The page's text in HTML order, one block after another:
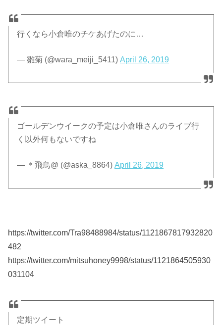
行くなら小倉唯のチケあげたのに…
— 雛菊 (@wara_meiji_5411)April 26, 2019
ゴールデンウイークの予定は小倉唯さんのライブ行
く以外何もないですね
— ＊飛鳥@ (@aska_8864)April 26, 2019
https://twitter.com/Tra98488984/status/1121867817932820
482
https://twitter.com/mitsuhoney9998/status/1121864505930
031104
定期ツイート